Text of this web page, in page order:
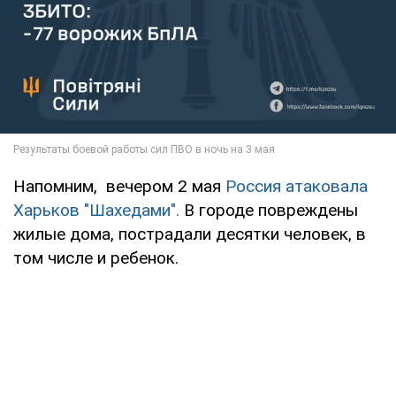
Напомним, вечером 2 мая Россия атаковала
Харьков "Шахедами". В городе повреждены
жилые дома, пострадали десятки человек, в
том числе и ребенок.